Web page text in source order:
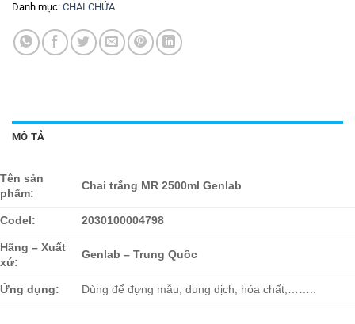
Danh mục: CHAI CHỨA
MÔ TẢ
Tên sản
phẩm:
Chai trắng MR 2500ml Genlab
Codel: 2030100004798
Hãng – Xuất
xứ:
Genlab – Trung Quốc
Ứng dụng: Dùng để đựng mẫu, dung dịch, hóa chất,……..